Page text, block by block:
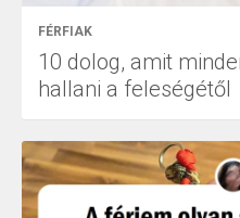
FÉRFIAK
10 dolog, amit
hallani a feleségétől